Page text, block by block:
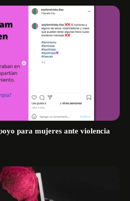
para mujeres ante violencia